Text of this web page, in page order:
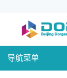
导航菜单